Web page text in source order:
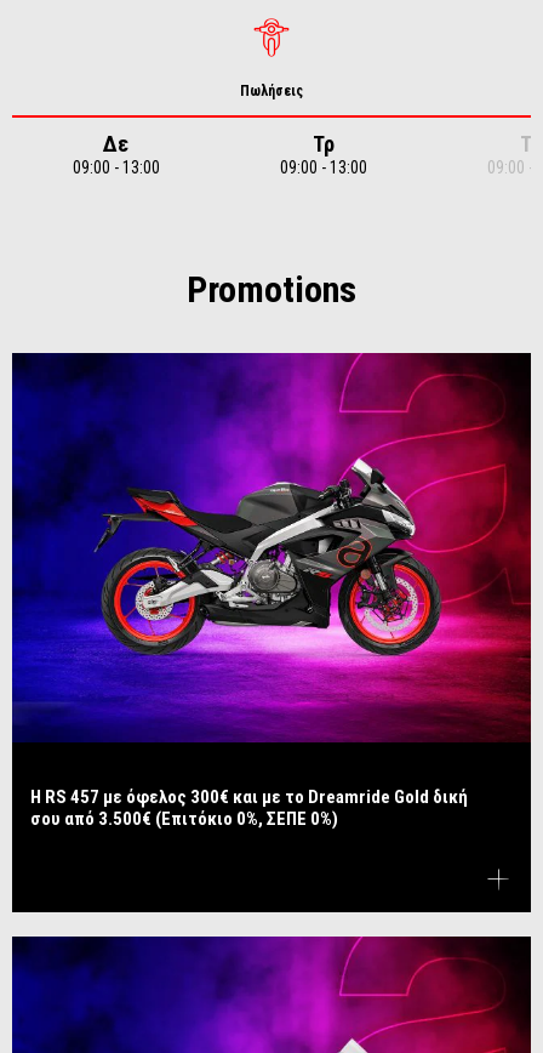
Πωλήσεις
Δε
09:00 - 13:00
Τρ
09:00 - 13:00
Τε
09:00 -
Promotions
Η RS 457 με όφελος 300€ και με το Dreamride Gold δική
σου από 3.500€ (Επιτόκιο 0%, ΣΕΠΕ 0%)